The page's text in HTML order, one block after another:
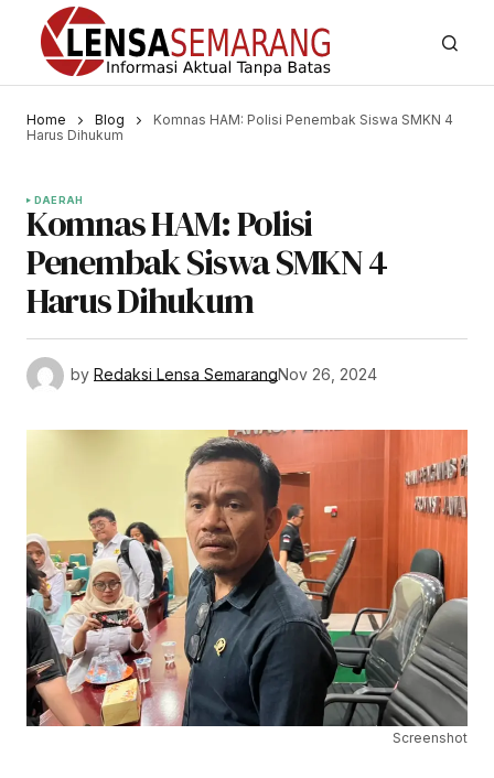
Home Blog
Komnas HAM: Polisi Penembak Siswa SMKN 4
Harus Dihukum
DAERAH
Komnas HAM: Polisi
Penembak Siswa SMKN 4
Harus Dihukum
by Redaksi Lensa SemarangNov 26, 2024
Screenshot